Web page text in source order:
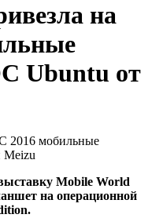
на
Ubuntu от
Mobile World
на операционной